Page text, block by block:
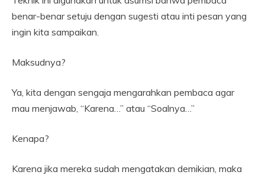
benar-benar setuju dengan sugesti atau inti pesan yang
ingin kita sampaikan.
Maksudnya?
Ya, kita dengan sengaja mengarahkan pembaca agar
mau menjawab, “Karena…” atau “Soalnya…”
Kenapa?
Karena jika mereka sudah mengatakan demikian, maka